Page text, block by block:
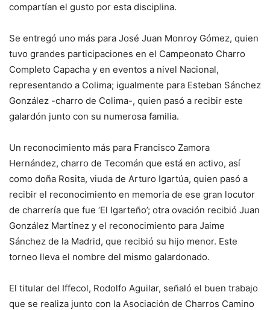
compartían el gusto por esta disciplina.
Se entregó uno más para José Juan Monroy Gómez, quien
tuvo grandes participaciones en el Campeonato Charro
Completo Capacha y en eventos a nivel Nacional,
representando a Colima; igualmente para Esteban Sánchez
González -charro de Colima-, quien pasó a recibir este
galardón junto con su numerosa familia.
Un reconocimiento más para Francisco Zamora
Hernández, charro de Tecomán que está en activo, así
como doña Rosita, viuda de Arturo Igartúa, quien pasó a
recibir el reconocimiento en memoria de ese gran locutor
de charrería que fue ‘El Igarteño’; otra ovación recibió Juan
González Martínez y el reconocimiento para Jaime
Sánchez de la Madrid, que recibió su hijo menor. Este
torneo lleva el nombre del mismo galardonado.
El titular del Iffecol, Rodolfo Aguilar, señaló el buen trabajo
que se realiza junto con la Asociación de Charros Camino